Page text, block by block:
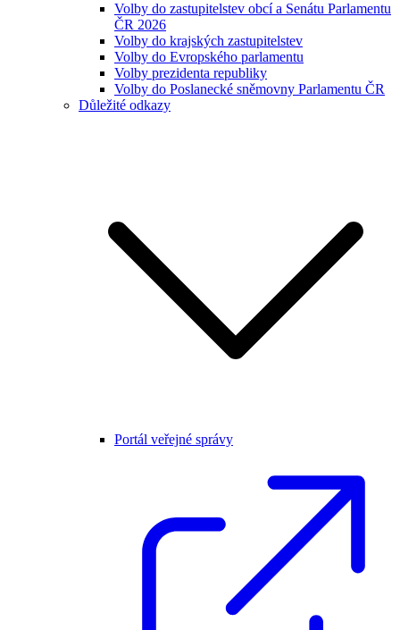
Volby do zastupitelstev obcí a Senátu Parlamentu
ČR 2026
Volby do krajských zastupitelstev
Volby do Evropského parlamentu
Volby prezidenta republiky
Volby do Poslanecké sněmovny Parlamentu ČR
Důležité odkazy
Portál veřejné správy